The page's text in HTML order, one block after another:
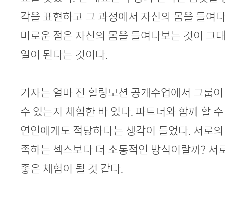
각을 표현하고 그 과정에서 자신의 몸을 들여
미로운 점은 자신의 몸을 들여다보는 것이 그
일이 된다는 것이다.
기자는 얼마 전 힐링모션 공개수업에서 그룹
수 있는지 체험한 바 있다. 파트너와 함께 할
연인에게도 적당하다는 생각이 들었다. 서로
족하는 섹스보다 더 소통적인 방식이랄까? 서
좋은 체험이 될 것 같다.